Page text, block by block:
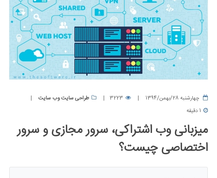
چهارشنبه 28/بهمن/1394 3223
طراحی سایت وب سایت
1 دقیقه
میزبانی وب اشتراکی، سرور مجازی و سرور
اختصاصی چیست؟